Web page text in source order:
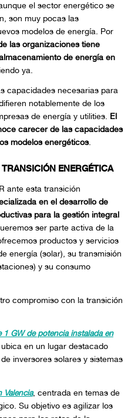
el sector energético se
son muy pocas las
modelos de energía. Por
las organizaciones tiene
de energía en
ya.
capacidades necesarias para
notablemente de los
de energía y utilities. El
carecer de las capacidades
modelos energéticos.
ENERGÉTICA
ante esta transición
en el desarrollo de
para la gestión integral
ser parte activa de la
productos y servicios
energía (solar), su transmisión
y su consumo
compromiso con la transición
GW de potencia instalada en
en un lugar destacado
inversores solares y sistemas
Valencia, centrada en temas de
Su objetivo es agilizar los